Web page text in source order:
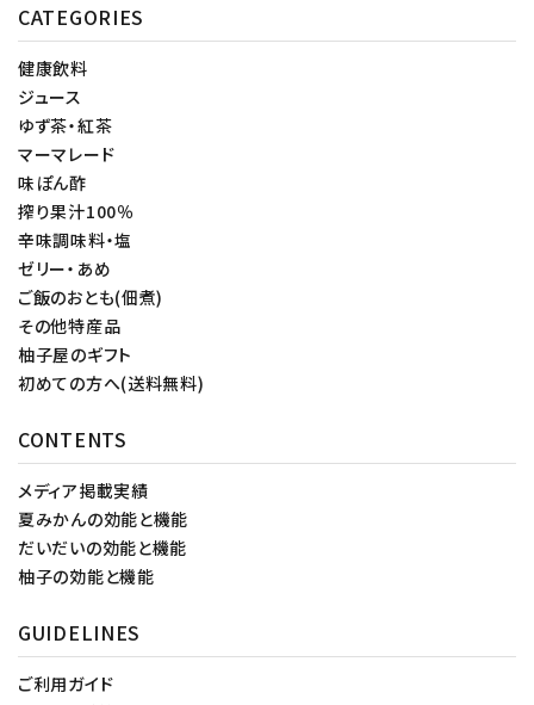
CATEGORIES
健康飲料
ジュース
ゆず茶・紅茶
マーマレード
味ぽん酢
搾り果汁100％
辛味調味料・塩
ゼリー・あめ
ご飯のおとも(佃煮)
その他特産品
柚子屋のギフト
初めての方へ(送料無料)
CONTENTS
メディア掲載実績
夏みかんの効能と機能
だいだいの効能と機能
柚子の効能と機能
GUIDELINES
ご利用ガイド